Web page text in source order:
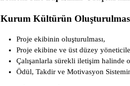
Kurum Kültürün
Proje ekibinin oluşturulması,
Proje ekibine ve üst düzey
Çalışanlarla sürekli iletişim halinde
Ödül, Takdir ve Motivasyon